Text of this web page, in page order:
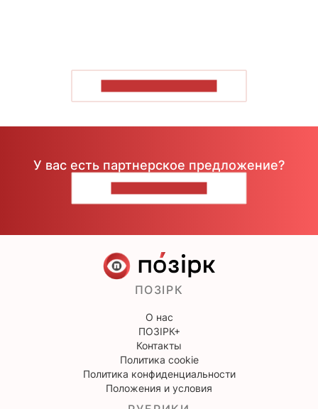
У вас есть партнерское предложение?
ПОЗІРК
О нас
ПОЗІРК+
Контакты
Политика cookie
Политика конфиденциальности
Положения и условия